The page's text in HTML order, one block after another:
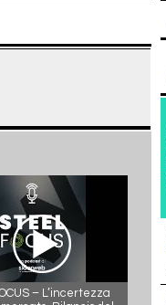
– L’incertezza